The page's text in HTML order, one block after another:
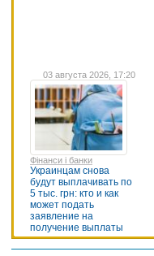
03 августа 2026, 17:20
Фінанси і банки
Украинцам снова
будут выплачивать по
5 тыс. грн: кто и как
может подать
заявление на
получение выплаты